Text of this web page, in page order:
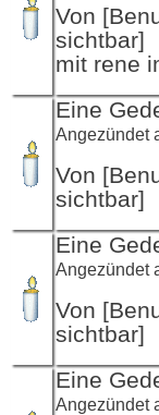
Von
sichtbar]
mit rene
Eine
Angezündet
Von
sichtbar]
Eine
Angezündet
Von
sichtbar]
Eine
Angezündet